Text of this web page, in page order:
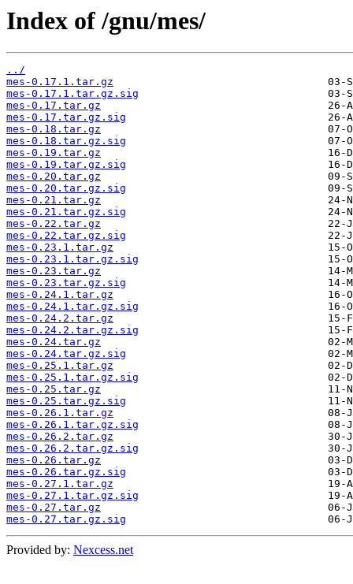
Index of /gnu/mes/
../
mes-0.17.1.tar.gz
mes-0.17.1.tar.gz.sig
mes-0.17.tar.gz
mes-0.17.tar.gz.sig
mes-0.18.tar.gz
mes-0.18.tar.gz.sig
mes-0.19.tar.gz
mes-0.19.tar.gz.sig
mes-0.20.tar.gz
mes-0.20.tar.gz.sig
mes-0.21.tar.gz
mes-0.21.tar.gz.sig
mes-0.22.tar.gz
mes-0.22.tar.gz.sig
mes-0.23.1.tar.gz
mes-0.23.1.tar.gz.sig
mes-0.23.tar.gz
mes-0.23.tar.gz.sig
mes-0.24.1.tar.gz
mes-0.24.1.tar.gz.sig
mes-0.24.2.tar.gz
mes-0.24.2.tar.gz.sig
mes-0.24.tar.gz
mes-0.24.tar.gz.sig
mes-0.25.1.tar.gz
mes-0.25.1.tar.gz.sig
mes-0.25.tar.gz
mes-0.25.tar.gz.sig
mes-0.26.1.tar.gz
mes-0.26.1.tar.gz.sig
mes-0.26.2.tar.gz
mes-0.26.2.tar.gz.sig
mes-0.26.tar.gz
mes-0.26.tar.gz.sig
mes-0.27.1.tar.gz
mes-0.27.1.tar.gz.sig
mes-0.27.tar.gz
mes-0.27.tar.gz.sig
Provided by: Nexcess.net